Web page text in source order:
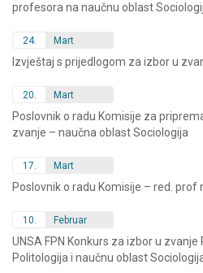
profesora na naučnu oblast
24. Mart
Izvještaj s prijedlogom za izbor u
20. Mart
Poslovnik o radu Komisije za
zvanje – naučna oblast Sociologija
17. Mart
Poslovnik o radu Komisije – red.
10. Februar
UNSA FPN Konkurs za izbor u
Politologija i naučnu oblast